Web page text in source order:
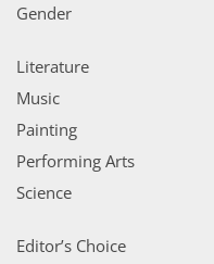
Gender
Literature
Music
Painting
Performing Arts
Science
Editor’s Choice